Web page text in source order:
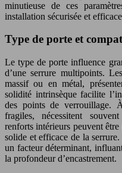
minutieuse de ces
installation sécurisée et
Type de porte et
Le type de porte influence
d’une serrure multipoints.
massif ou en métal,
solidité intrinsèque facilite
des points de verrouillage.
fragiles, nécessitent
renforts intérieurs peuvent
solide et efficace de la
un facteur déterminant,
la profondeur d’encastrement.